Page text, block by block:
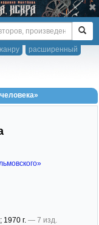
расширенный
; 1970 г. — 7 изд.